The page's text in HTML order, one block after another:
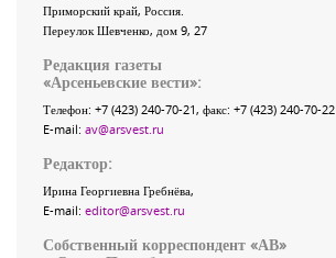
Приморский край, Россия
Переулок Шевченко, дом 9, 27
Редакция газеты
«Арсеньевские вести»:
Телефон: +7 (423) 240-70-21, факс: +7 (423) 240-70-22
E-mail: av@arsvest.ru
Редактор:
Ирина Георгиевна Гребнёва,
E-mail: editor@arsvest.ru
Собственный корреспондент «АВ»